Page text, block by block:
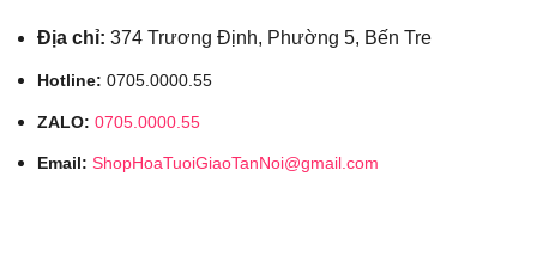
Địa chỉ: 374 Trương Định, Phường 5, Bến Tre
Hotline: 0705.0000.55
ZALO: 0705.0000.55
Email: ShopHoaTuoiGiaoTanNoi@gmail.com